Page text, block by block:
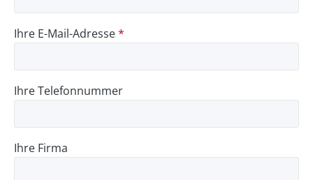
Ihre E-Mail-Adresse*
Ihre Telefonnummer
Ihre Firma